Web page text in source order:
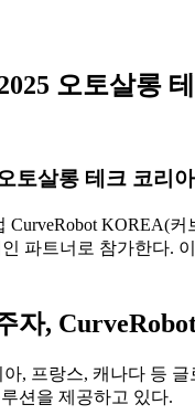
오토살롱
토살롱 테크 코리
KOREA(
파트너로 참가한다.
자,
, 프랑스, 캐나다 등
션 을 제공하고 있다.